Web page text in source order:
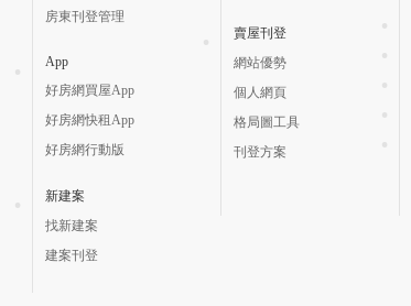
房東刊登管理
App
好房網買屋App
好房網快租App
好房網行動版
新建案
找新建案
建案刊登
賣屋刊登
網站優勢
個人網頁
格局圖工具
刊登方案